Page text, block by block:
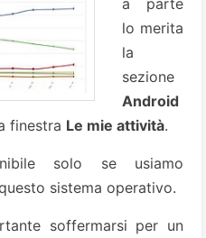
a parte
lo merita
la
sezione
Android
finestra Le mie attività.
solo se usiamo
sistema operativo.
soffermarsi per un